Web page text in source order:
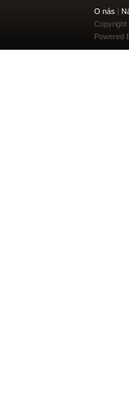
O nás |
Powered